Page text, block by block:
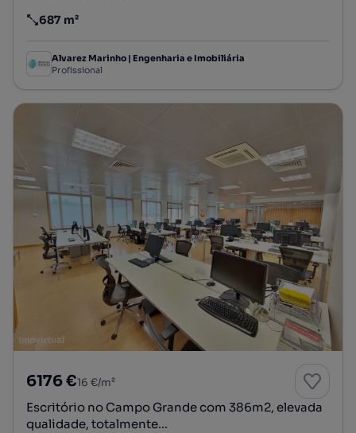
Preço por metro quadrado
687 m²
Alvarez Marinho | Engenharia e Imobiliária
Profissional
6176 €16 €/m²
Escritório no Campo Grande com 386m2, elevada
qualidade, totalmente...